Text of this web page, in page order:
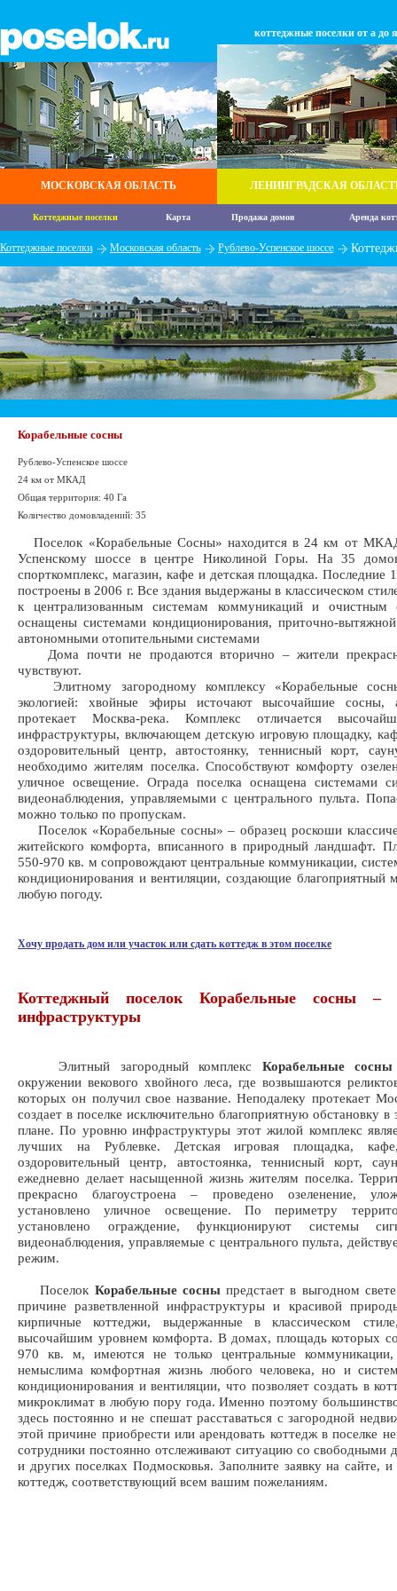
МОСКОВСКАЯ ОБЛАСТЬ
коттеджные поселки от а до я
ЛЕНИНГРАДСКАЯ
Коттеджные поселки Карта Продажа домов Аренда
Коттеджные поселки Московская область Рублево-Успенское шоссе
Корабельные сосны
Рублево-Успенское шоссе
24 км от МКАД
Общая территория: 40 Га
Количество домовладений: 35
Поселок «Корабельные Сосны» находится в 24 км от
Успенскому шоссе в центре Николиной Горы. На 35
спорткомплекс, магазин, кафе и детская площадка. Последние
построены в 2006 г. Все здания выдержаны в классическом
к централизованным системам коммуникаций и очистным
оснащены системами кондиционирования, приточно-
автономными отопительными системами
Дома почти не продаются вторично – жители
чувствуют.
Элитному загородному комплексу «Корабельные
экологией: хвойные эфиры источают высочайшие сосны,
протекает Москва-река. Комплекс отличается
инфраструктуры, включающем детскую игровую площадку,
оздоровительный центр, автостоянку, теннисный корт,
необходимо жителям поселка. Способствуют комфорту
уличное освещение. Ограда поселка оснащена системами
видеонаблюдения, управляемыми с центрального пульта.
можно только по пропускам.
Поселок «Корабельные сосны» – образец роскоши
житейского комфорта, вписанного в природный ландшафт.
550-970 кв. м сопровождают центральные коммуникации,
кондиционирования и вентиляции, создающие благоприятный
любую погоду.
Хочу продать дом или участок или сдать коттедж в этом поселке
Коттеджный поселок Корабельные сосны –
инфраструктуры
Элитный загородный комплекс Корабельные сосны
окружении векового хвойного леса, где возвышаются
которых он получил свое название. Неподалеку протекает
создает в поселке исключительно благоприятную обстановку в
плане. По уровню инфраструктуры этот жилой комплекс
лучших на Рублевке. Детская игровая площадка,
оздоровительный центр, автостоянка, теннисный корт,
ежедневно делает насыщенной жизнь жителям поселка.
прекрасно благоустроена – проведено озеленение,
установлено уличное освещение. По периметру
установлено ограждение, функционируют системы
видеонаблюдения, управляемые с центрального пульта,
режим.
Поселок Корабельные сосныпредстает в выгодном
причине разветвленной инфраструктуры и красивой
кирпичные коттеджи, выдержанные в классическом
высочайшим уровнем комфорта. В домах, площадь которых
970 кв. м, имеются не только центральные
немыслима комфортная жизнь любого человека, но и
кондиционирования и вентиляции, что позволяет создать в
микроклимат в любую пору года. Именно поэтому
здесь постоянно и не спешат расставаться с загородной
этой причине приобрести или арендовать коттедж в поселке
сотрудники постоянно отслеживают ситуацию со свободными
и других поселках Подмосковья. Заполните заявку на сайте,
коттедж, соответствующий всем вашим пожеланиям.